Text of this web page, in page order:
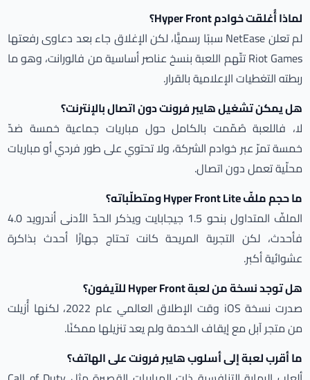
لماذا أُغلقت خوادم Hyper Front؟
لم تعلن NetEase سببًا رسميًّا، لكن الإغلاق جاء بعد دعاوى رفعتها
Riot Games تتّهم اللعبة بنسخ عناصر أساسية من فالورانت، وهو ما
ربطته التغطيات الإعلامية بالقرار.
هل يمكن تشغيل هايبر فرونت دون اتصال بالإنترنت؟
لا، فاللعبة صُمّمت بالكامل حول مباريات جماعية خمسة ضدّ
خمسة تمرّ عبر خوادم الشركة، ولا تحتوي على طور فردي أو مباريات
محلّية تعمل دون اتصال.
ما حجم ملفّ Hyper Front Lite ومتطلّباته؟
الملفّ المتداول بنحو 1.5 جيجابايت ويذكر الحدّ الأدنى أندرويد 4.0
فأحدث، لكن التجربة المريحة كانت تحتاج جهازًا أحدث بذاكرة
عشوائية أكبر.
هل توجد نسخة من لعبة Hyper Front للآيفون؟
صدرت نسخة iOS وقت الإطلاق العالمي عام 2022، لكنها أُزيلت
من متجر آبل مع إيقاف الخدمة ولم يعد تنزيلها ممكنًا.
ما أقرب لعبة إلى أسلوب هايبر فرونت على الهاتف؟